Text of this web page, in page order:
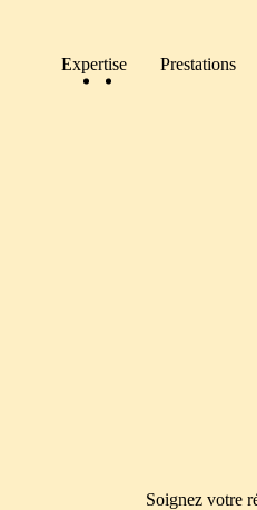
Expertise Prestations
Soignez votre